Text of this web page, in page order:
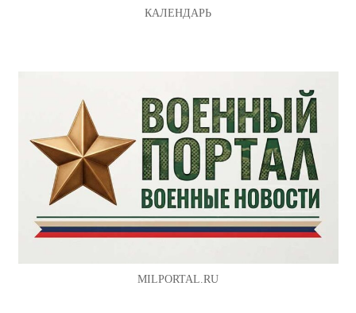
КАЛЕНДАРЬ
MILPORTAL.RU